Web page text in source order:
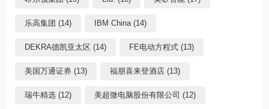
乐高集团 (14) IBM China (14)
DEKRA德凯亚太区 (14) FE电动方程式 (13)
美国万通证券 (13) 福朋喜来登酒店 (13)
瑞牛精选 (12) 美超微电脑股份有限公司 (12)